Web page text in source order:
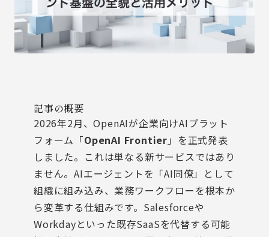
記事の概要
2026年2月、OpenAIが企業向けAIプラット
フォーム「OpenAI Frontier 」を正式発表
しました。これは単なる新サービスではあり
ません。AIエージェントを「AI同僚」として
組織に組み込み、業務ワークフローを根本か
ら変革する仕組みです。Salesforceや
Workdayといった既存SaaSを代替する可能